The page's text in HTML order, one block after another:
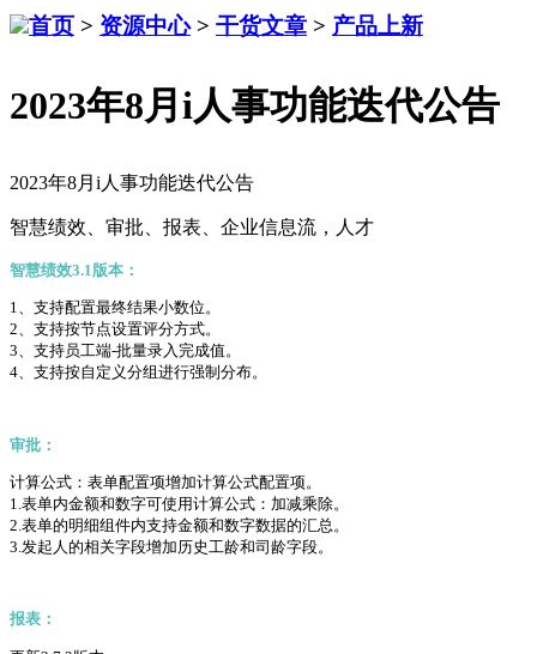
首页 > 资源中心> 干货文章 > 产品上新
2023年8月i人事功能迭代公告
2023年8月i人事功能迭代公告
智慧绩效、审批、报表、企业信息流，人才
智慧绩效3.1版本：
1、支持配置最终结果小数位。
2、支持按节点设置评分方式。
3、支持员工端-批量录入完成值。
4、支持按自定义分组进行强制分布。
审批：
计算公式：表单配置项增加计算公式配置项。
1.表单内金额和数字可使用计算公式：加减乘除。
2.表单的明细组件内支持金额和数字数据的汇总。
3.发起人的相关字段增加历史工龄和司龄字段。
报表：